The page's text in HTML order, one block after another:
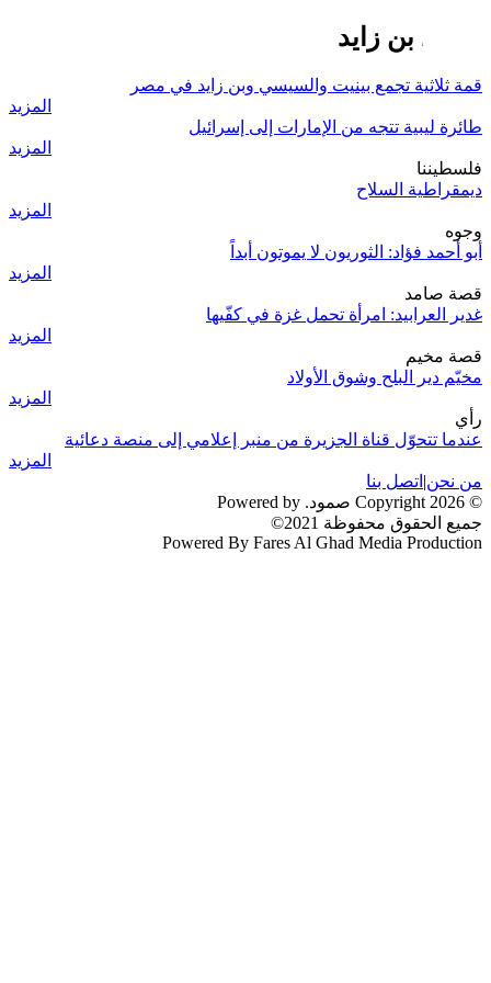
محمد بن زايد
قمة ثلاثية تجمع بينيت والسيسي وبن زايد في مصر
المزيد
طائرة ليبية تتجه من الإمارات إلى إسرائيل
المزيد
فلسطيننا
ديمقراطية السلاح
المزيد
وجوه
أبو أحمد فؤاد: الثوريون لا يموتون أبداً
المزيد
قصة صامد
غدير العرابيد: امرأة تحمل غزة في كفّيها
المزيد
قصة مخيم
مخيّم دير البلح وشوق الأولاد
المزيد
رأي
عندما تتحوّل قناة الجزيرة من منبر إعلامي إلى منصة دعائية
المزيد
من نحن| اتصل بنا
© 2026 Copyright صمود. Powered by
جميع الحقوق محفوظة 2021©
Powered By Fares Al Ghad Media Production